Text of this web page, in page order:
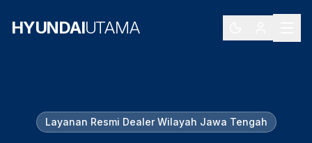
HYUNDAIUTAMA
Layanan Resmi Dealer Wilayah Jawa Tengah